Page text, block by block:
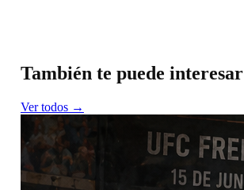
También te puede interesar
Ver todos →